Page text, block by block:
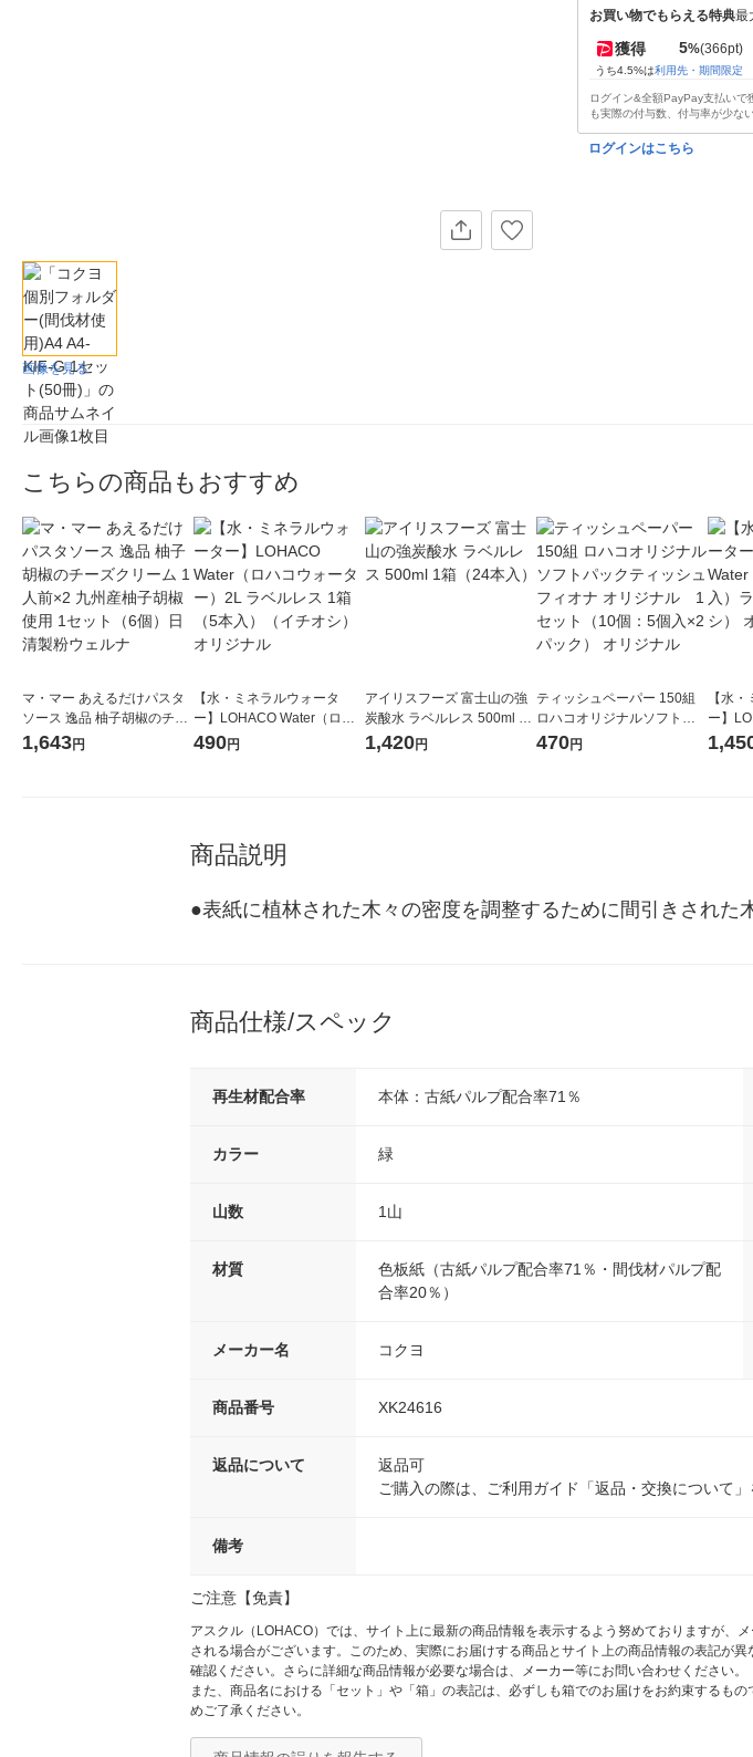
画像を見る
お買い物でもらえる特典最
獲得 5%(366pt)
うち4.5%は利用先・期間限定
ログイン&全額PayPay支払いで
も実際の付与数、付与率が少な
ログインはこちら
こちらの商品もおすすめ
マ・マー あえるだけパスタ
ソース 逸品 柚子胡椒のチー
ズクリーム 1人前×2 九州産
1,643円
【水・ミネラルウォータ
ー】LOHACO Water（ロハ
コウォーター）2L ラベルレ
490円
アイリスフーズ 富士山の強
炭酸水 ラベルレス 500ml 1
箱（24本入）
1,420円
ティッシュペーパー 150組
ロハコオリジナルソフトパ
ックティッシュ フィオナ オ
470円
【水
ー】
1箱（
商品説明
●表紙に植林された木々の密度を調整するために間引きされた
商品仕様/スペック
再生材配合率 本体：古紙パルプ配合率71％
カラー 緑
山数 1山
材質
色板紙（古紙パルプ配合率71％・間伐材パルプ配
合率20％）
メーカー名 コクヨ
商品番号 XK24616
返品について
返品可
ご購入の際は、ご利用ガイド「返品・交換について
備考
ご注意【免責】
アスクル（LOHACO）では、サイト上に最新の商品情報を表示するよう努めておりますが、
される場合がございます。このため、実際にお届けする商品とサイト上の商品情報の表記が
確認ください。さらに詳細な商品情報が必要な場合は、メーカー等にお問い合わせください。
また、商品名における「セット」や「箱」の表記は、必ずしも箱でのお届けをお約束するも
めご了承ください。